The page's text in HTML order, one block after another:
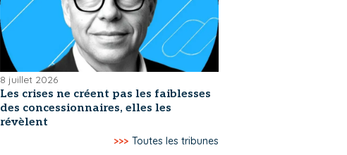
8 juillet 2026
Les crises ne créent pas les faiblesses
des concessionnaires, elles les
révèlent
>>> Toutes les tribunes